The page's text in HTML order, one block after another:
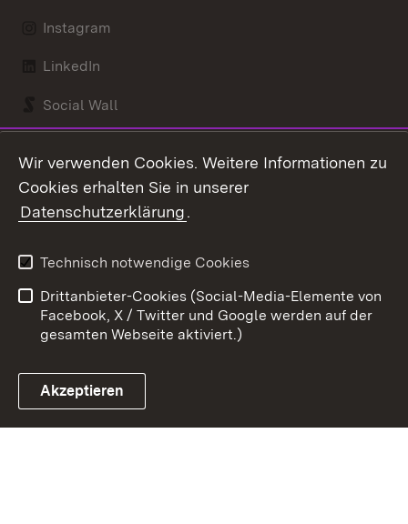
Instagram
LinkedIn
Social Wall
Link zum Landesportal
Kontakt
Barrierefreiheit
Impressum
Cookies
Wir verwenden Cookies. Weitere Informationen zu
Cookies erhalten Sie in unserer
Datenschutzerklärung.
Technisch notwendige Cookies
Drittanbieter-Cookies (Social-Media-Elemente von
Facebook, X / Twitter und Google werden auf der
gesamten Webseite aktiviert.)
Akzeptieren